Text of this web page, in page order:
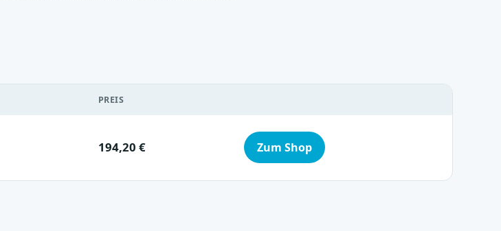
PREIS
194,20 € Zum Shop